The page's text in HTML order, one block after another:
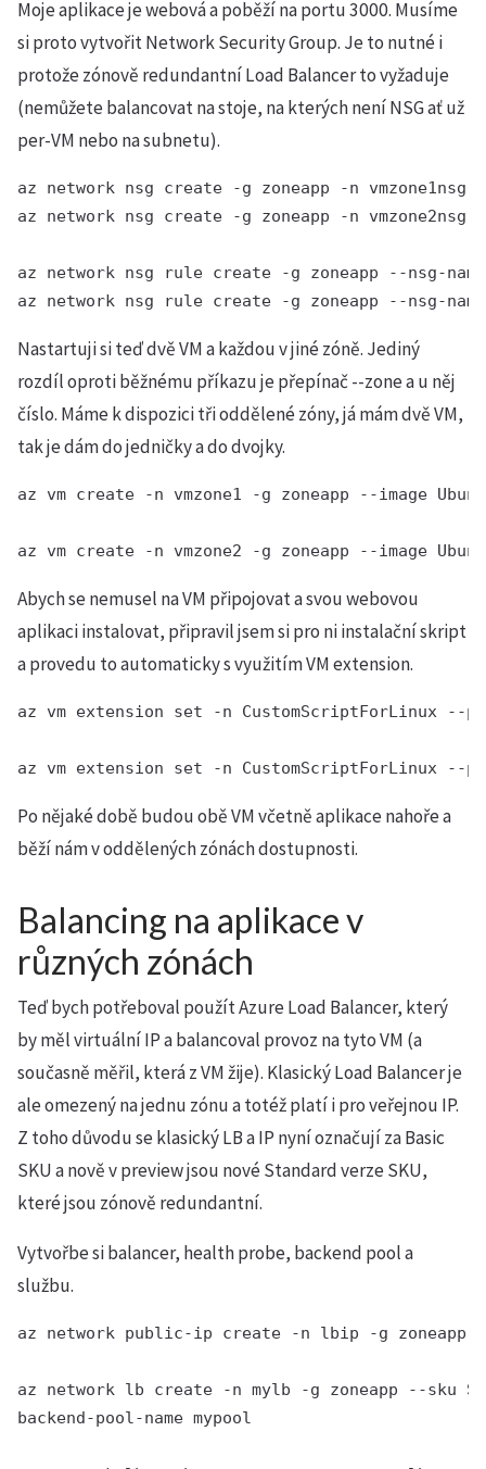
Moje aplikace je webová a poběží na portu 3000. Musíme
si proto vytvořit Network Security Group. Je to nutné i
protože zónově redundantní Load Balancer to vyžaduje
(nemůžete balancovat na stoje, na kterých není NSG ať už
per-VM nebo na subnetu).
az network nsg create -g zoneapp -n vmzone1nsg
az network nsg create -g zoneapp -n vmzone2nsg
az network nsg rule create -g zoneapp --nsg-
az network nsg rule create -g zoneapp --nsg-
Nastartuji si teď dvě VM a každou v jiné zóně. Jediný
rozdíl oproti běžnému příkazu je přepínač --zone a u něj
číslo. Máme k dispozici tři oddělené zóny, já mám dvě VM,
tak je dám do jedničky a do dvojky.
az vm create -n vmzone1 -g zoneapp --image
az vm create -n vmzone2 -g zoneapp --image
Abych se nemusel na VM připojovat a svou webovou
aplikaci instalovat, připravil jsem si pro ni instalační skript
a provedu to automaticky s využitím VM extension.
az vm extension set -n CustomScriptForLinux
az vm extension set -n CustomScriptForLinux
Po nějaké době budou obě VM včetně aplikace nahoře a
běží nám v oddělených zónách dostupnosti.
Balancing na aplikace v
různých zónách
Teď bych potřeboval použít Azure Load Balancer, který
by měl virtuální IP a balancoval provoz na tyto VM (a
současně měřil, která z VM žije). Klasický Load Balancer je
ale omezený na jednu zónu a totéž platí i pro veřejnou IP.
Z toho důvodu se klasický LB a IP nyní označují za Basic
SKU a nově v preview jsou nové Standard verze SKU,
které jsou zónově redundantní.
Vytvořbe si balancer, health probe, backend pool a
službu.
az network public-ip create -n lbip -g zoneapp
az network lb create -n mylb -g zoneapp --sku
backend-pool-name mypool